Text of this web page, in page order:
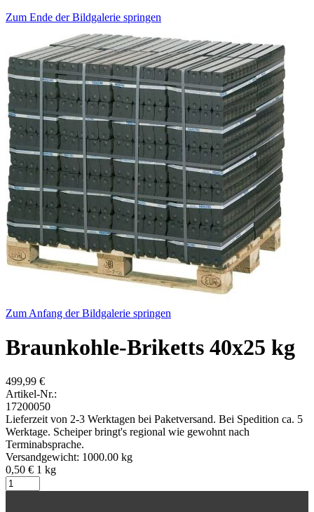
Zum Ende der Bildgalerie springen
Zum Anfang der Bildgalerie springen
Braunkohle-Briketts 40x25 kg
499,99 €
Artikel-Nr.:
17200050
Lieferzeit von 2-3 Werktagen bei Paketversand. Bei Spedition ca. 5
Werktage. Scheiper bringt's regional wie gewohnt nach
Terminabsprache.
Versandgewicht: 1000.00 kg
0,50 € 1 kg